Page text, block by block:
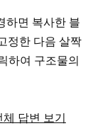
하면 복사한 블
정한 다음 살짝
하여 구조물의
답변 보기